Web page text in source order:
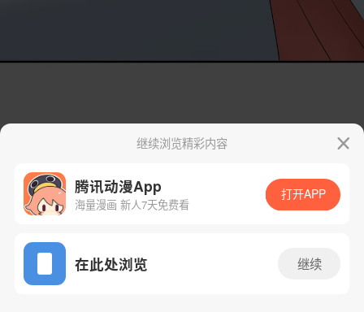
App免费看
继续浏览精彩内容
腾讯动漫App
海量漫画 新人7天免费看
打开APP
在此处浏览 继续